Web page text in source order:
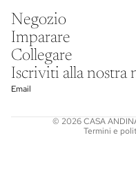
Negozio
Imparare
Collegare
Iscriviti alla nostra
Email
© 2026CASA
Termini e
Informativa sulla privacy
Informativa legale
Recapiti
Informativa sulle spedizioni
Termini e condizioni del